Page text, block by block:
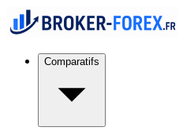
Comparatifs